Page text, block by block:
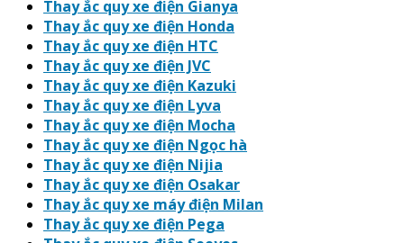
Thay ắc quy xe điện Gianya
Thay ắc quy xe điện Honda
Thay ắc quy xe điện HTC
Thay ắc quy xe điện JVC
Thay ắc quy xe điện Kazuki
Thay ắc quy xe điện Lyva
Thay ắc quy xe điện Mocha
Thay ắc quy xe điện Ngọc hà
Thay ắc quy xe điện Nijia
Thay ắc quy xe điện Osakar
Thay ắc quy xe máy điện Milan
Thay ắc quy xe điện Pega